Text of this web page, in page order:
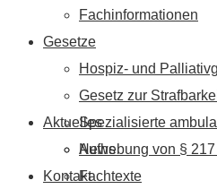
Aktuelles
News
Fachtexte
Fachinformationen
Gesetze
Hospiz- und
Gesetz zur
Spezialisierte
Aufhebung von §
Kontakt